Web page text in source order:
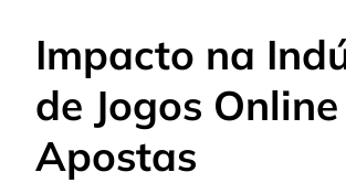
Impacto na
de Jogos Online
Apostas